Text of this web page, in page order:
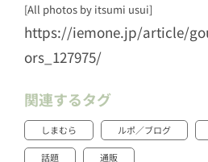
[All photos by itsumi usui]
https://iemone.jp/article/
ors_127975/
関連するタグ
しまむら ルポ／ブログ
話題 通販